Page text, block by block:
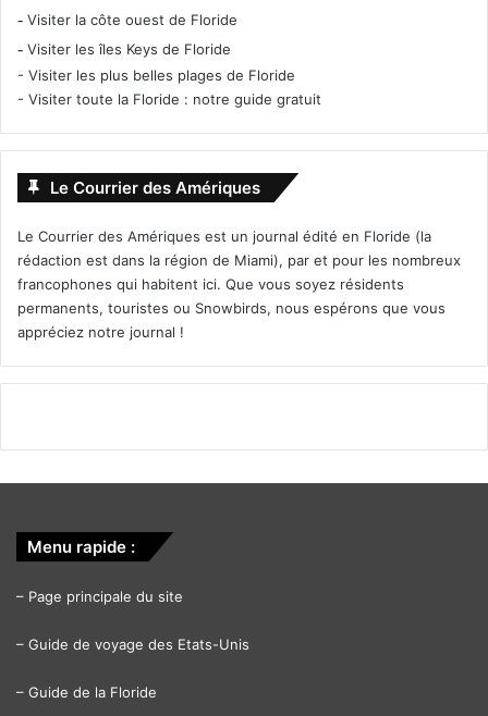
- Visiter la côte ouest de Floride
- Visiter les îles Keys de Floride
- Visiter les plus belles plages de Floride
- Visiter toute la Floride : notre guide gratuit
Le Courrier des Amériques
Le Courrier des Amériques est un journal édité en Floride (la
rédaction est dans la région de Miami), par et pour les nombreux
francophones qui habitent ici. Que vous soyez résidents
permanents, touristes ou Snowbirds, nous espérons que vous
appréciez notre journal !
Menu rapide :
– Page principale du site
– Guide de voyage des Etats-Unis
– Guide de la Floride